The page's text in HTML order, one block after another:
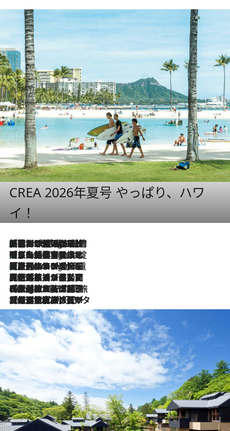
CREA 2026年夏号 やっぱり、ハワ
イ！
5 Hours Ago
「荷物が増えるほど旅ストレスは増す」美容ジャーナリストがたどり着いた最終結論。“化粧品を劇的に減らす”感動の凝縮美容とは
5 Hours Ago
「旅先には金髪ウィッグを持参」日本と同じメイクでは損してる!? 美容ジャーナリストが提案する“掟破りの旅美容”とは
5 Hours Ago
【厳選旅コスメ】「身軽さ＆UV対策重視！」ヘアアーティストshucoが選んだ夏旅ベストコスメを発表【Mサイズジップ】
2026.8.5
【厳選旅コスメ】国内をあちこち移動する河井菜摘が選んだ夏旅ベストコスメ発表！「リラックスアイテムはマスト」【Mサイズジップ】
2026.8.4
【厳選旅コスメ】「紫外線＆乾燥対策しながらメイク感も！」ヘア＆メイクGeorgeが選んだ夏旅ベストコスメを発表！【Mサイズジップ】
2026.8.3
【厳選旅コスメ】「保湿もタイパ重視！」“サウナ好き”タレント清水みさとが愛用する夏旅ベストコスメを発表！【Mサイズジップ】